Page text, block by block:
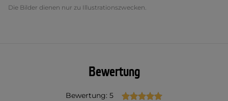
Die Bilder dienen nur zu Illustrationszwecken.
Bewertung
Bewertung: 5